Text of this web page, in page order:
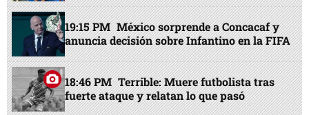
19:15 PM México sorprende a Concacaf y
anuncia decisión sobre Infantino en la FIFA
18:46 PM Terrible: Muere futbolista tras
fuerte ataque y relatan lo que pasó